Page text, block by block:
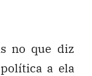
no que diz
a ela